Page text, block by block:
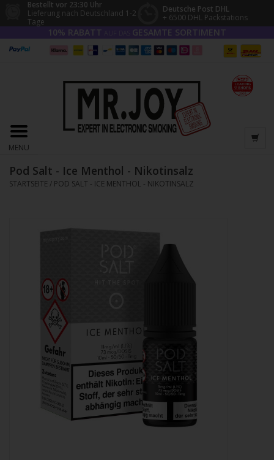
Bestellt vor 23:30 Uhr
Lieferung nach Deutschland 1-2
Tage
Deutsche Post DHL
+ 6500 DHL Packstations
10% RABATT GESAMTE SORTIMENT
MENU
Pod Salt - Ice Menthol - Nikotinsalz
STARTSEITE / POD SALT - ICE MENTHOL - NIKOTINSALZ